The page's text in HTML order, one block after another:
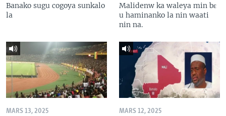
Banako sugu cogoya sunkalo
la
Malidenw ka waleya min bɛ
u haminanko la nin waati
nin na.
MARS 13, 2025 MARS 12, 2025